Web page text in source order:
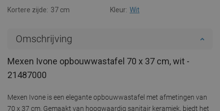
Kortere zijde: 37 cm Kleur: Wit
Omschrijving
Mexen Ivone opbouwwastafel 70 x 37 cm, wit -
21487000
Mexen Ivone is een elegante opbouwwastafel met afmetingen van
70 x 37 cm. Gemaakt van hoogwaardig sanitair keramiek, biedt het